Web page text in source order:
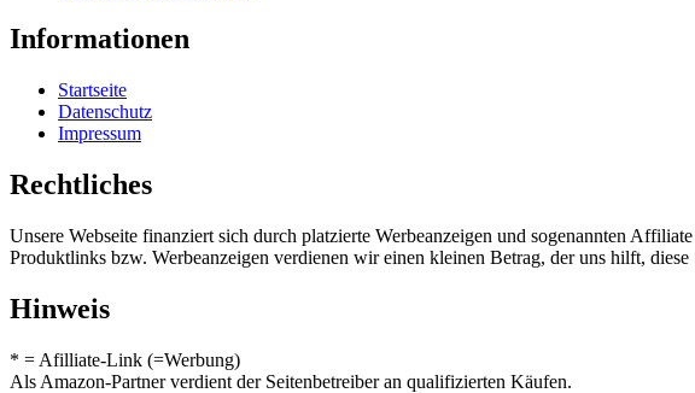
Informationen
Startseite
Datenschutz
Impressum
Rechtliches
Unsere Webseite finanziert sich durch platzierte Werbeanzeigen und sogenannten
Produktlinks bzw. Werbeanzeigen verdienen wir einen kleinen Betrag, der uns hilft, diese
Hinweis
* = Afilliate-Link (=Werbung)
Als Amazon-Partner verdient der Seitenbetreiber an qualifizierten Käufen.